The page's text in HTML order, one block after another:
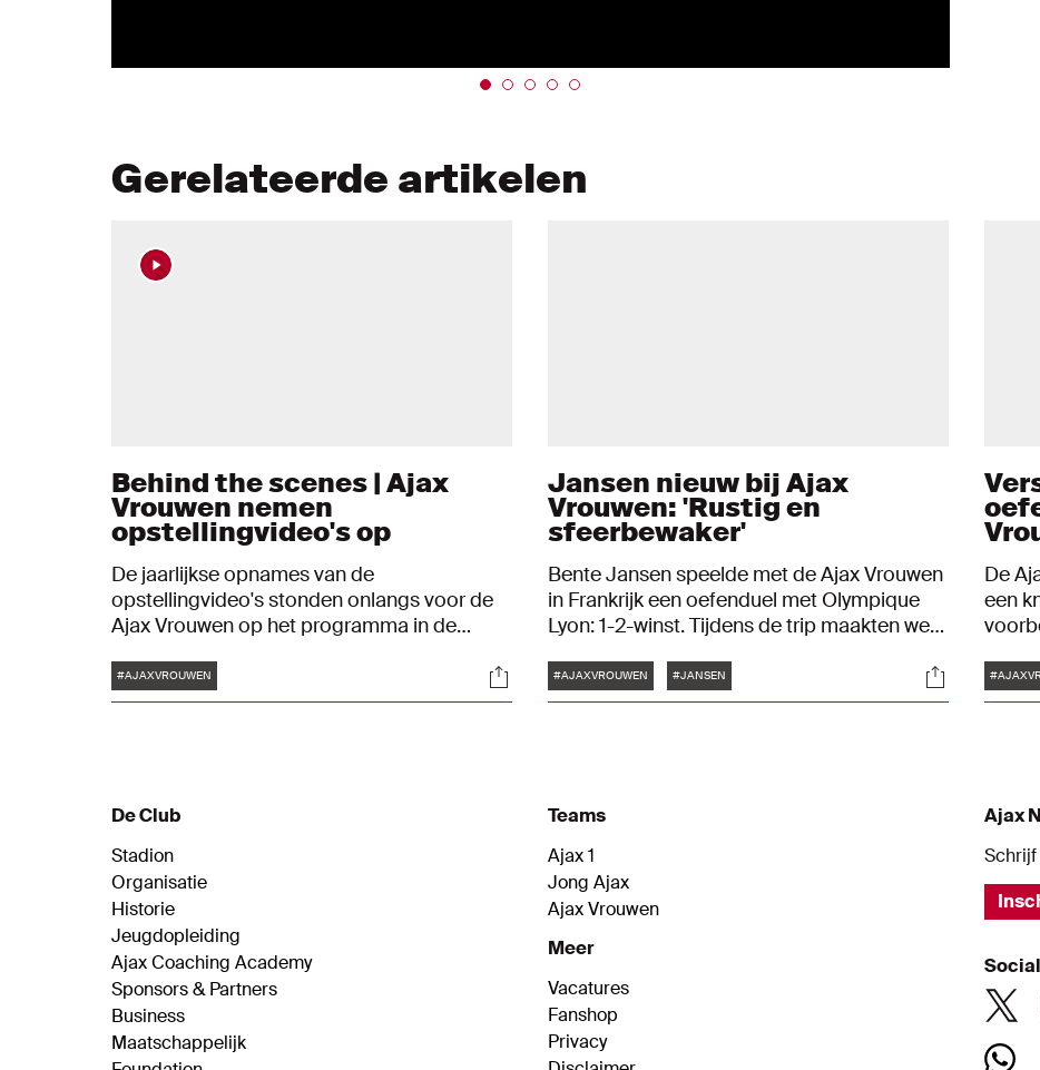
Gerelateerde artikelen
Behind the scenes | Ajax
Vrouwen nemen
opstellingvideo's op
De jaarlijkse opnames van de
opstellingvideo's stonden onlangs voor de
Ajax Vrouwen op het programma in de
achter de schermen. "Ik kan vooral heel veel
lachen."
Tags
#AJAXVROUWEN Socials
Jansen nieuw bij Ajax
Vrouwen: 'Rustig en
sfeerbewaker'
Bente Jansen speelde met de Ajax Vrouwen
in Frankrijk een oefenduel met Olympique
Lyon: 1-2-winst. Tijdens de trip maakten we
iemand op zijn gemak is bij mij en daar wil ik
mijn best voor doen."
Tags
#AJAXVROUWEN #JANSEN Socials
De
een
De Club
Stadion
Organisatie
Historie
Jeugdopleiding
Ajax Coaching Academy
Sponsors & Partners
Business
Maatschappelijk
Teams
Ajax 1
Jong Ajax
Ajax Vrouwen
Meer
Vacatures
Fanshop
Privacy
Ajax
Social